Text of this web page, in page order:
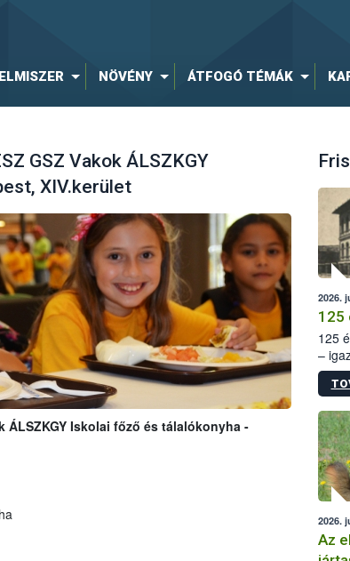
NÖVÉNY ÁTFOGÓ TÉMÁK
GSZ Vakok ÁLSZKGY
XIV.kerület
ÁLSZKGY Iskolai főző és tálalókonyha -
2026.
125
125
–
15.
2026.
Az